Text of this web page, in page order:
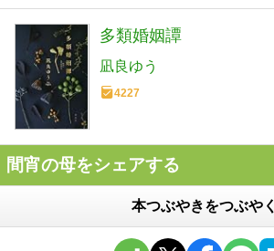
多類婚姻譚
凪良ゆう
4227
間宵の母をシェアする
本つぶやきをつぶやく